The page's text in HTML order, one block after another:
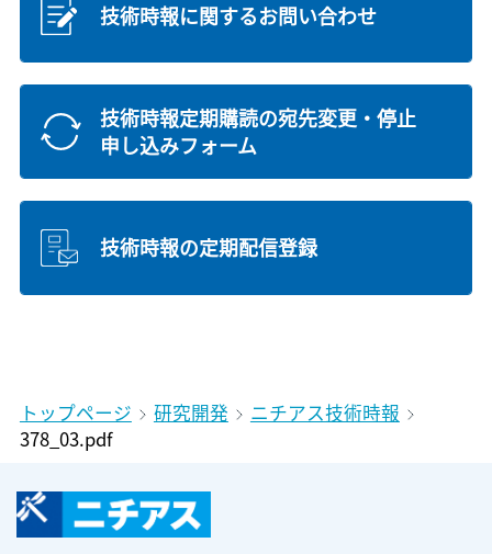
技術時報に関するお問い合わせ
技術時報定期購読の宛先変更・停止
申し込みフォーム
技術時報の定期配信登録
トップページ 研究開発
ニチアス技術時報
378_03.pdf